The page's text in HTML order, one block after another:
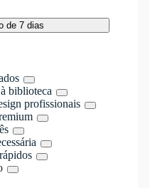
de 7 dias
biblioteca
profissionais